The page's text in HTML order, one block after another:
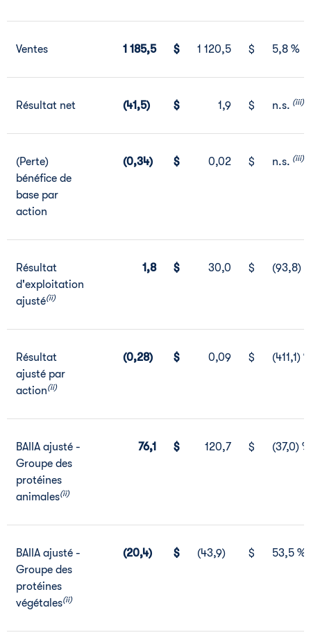
Ventes 1 185,5 $ 1 120,5 $ 5,8 %
Résultat net (41,5) $ 1,9 $ n.s. (iii)
(Perte)
bénéfice de
base par
action
(0,34) $ 0,02 $ n.s. (iii)
Résultat
d'exploitation
ajusté(ii)
1,8 $ 30,0 $ (93,8)
Résultat
ajusté par
action(ii)
(0,28) $ 0,09 $ (411,1) %
BAIIA ajusté -
Groupe des
protéines
animales(ii)
76,1 $ 120,7 $ (37,0) %
BAIIA ajusté -
Groupe des
protéines
végétales(ii)
(20,4) $ (43,9) $ 53,5 %